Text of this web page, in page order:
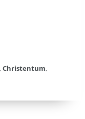
Christentum,